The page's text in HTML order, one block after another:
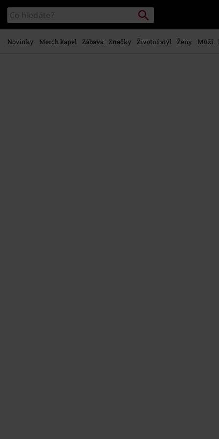
hlavnímu
obsahu
Katalog
vyhledávání
Vyhledávání
Novinky Merch kapel Zábava Značky Životní styl Ženy Muži